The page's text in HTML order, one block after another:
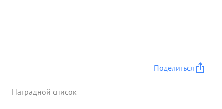
Поделиться
Наградной список